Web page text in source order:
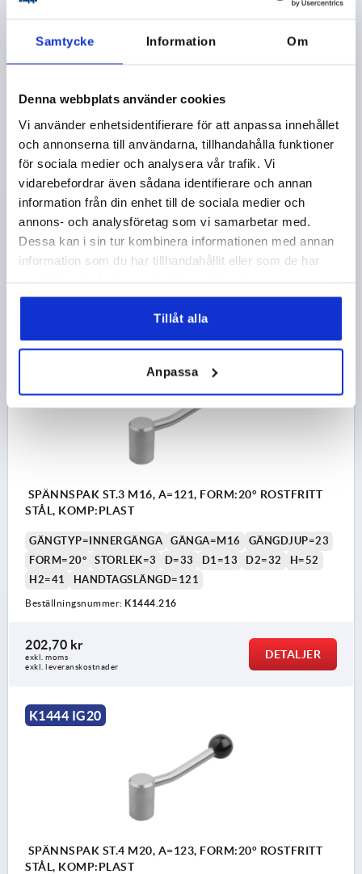
Samtycke Information Om
Denna webbplats använder cookies
Vi använder enhetsidentifierare för att anpassa innehållet
och annonserna till användarna, tillhandahålla funktioner
för sociala medier och analysera vår trafik. Vi
vidarebefordrar även sådana identifierare och annan
information från din enhet till de sociala medier och
annons- och analysföretag som vi samarbetar med.
Dessa kan i sin tur kombinera informationen med annan
information som du har tillhandahållit eller som de har
Tillåt alla
Anpassa
SPÄNNSPAK ST.2 M12, A=100, FORM:20° ROSTFRITT
GÄNGTYP=INNERGÄNGA GÄNGA=M12
GÄNGDJUP=20
FORM=20°
STORLEK=2 D=28 D1=12 D2=32
H=46
H2=36,5
HANDTAGSLÄNGD=100
Beställningsnummer: K1444.212
DETALJER
SPÄNNSPAK ST.3 M16, A=121, FORM:20° ROSTFRITT
STÅL, KOMP:PLAST
GÄNGTYP=INNERGÄNGA GÄNGA=M16
GÄNGDJUP=23
FORM=20°
STORLEK=3 D=33 D1=13 D2=32
H=52
H2=41
HANDTAGSLÄNGD=121
Beställningsnummer: K1444.216
202,70 kr
exkl. moms
exkl. leveranskostnader
DETALJER
K1444 IG20
SPÄNNSPAK ST.4 M20, A=123, FORM:20° ROSTFRITT
STÅL, KOMP:PLAST